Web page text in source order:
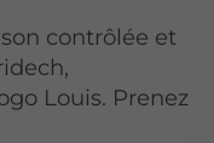
contrôlée et
Louis. Prenez